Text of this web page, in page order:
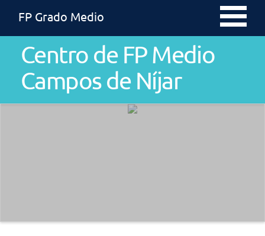
FP Grado Medio
Centro de FP Medio
Campos de Níjar